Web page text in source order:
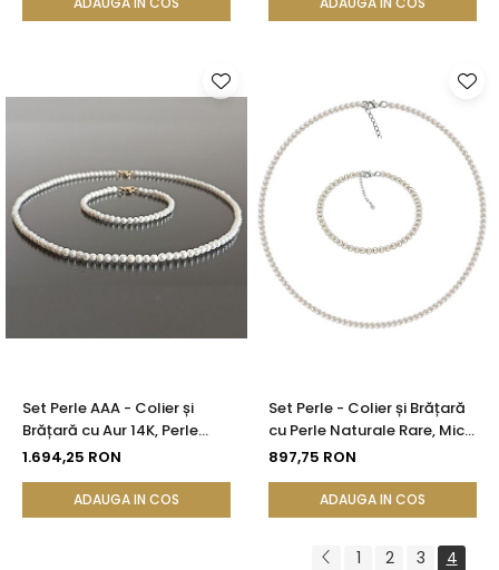
Set Perle AAA - Colier și
Brățară cu Aur 14K, Perle
Naturale Rare 3-4 mm|
1.694,25 RON
ADAUGA IN COS
Set Perle - Colier și Brățară
cu Perle Naturale Rare, Mici
4-5 mm, Calitatea AA+,
KASKADDA®
897,75 RON
ADAUGA IN COS
1 2 3 4